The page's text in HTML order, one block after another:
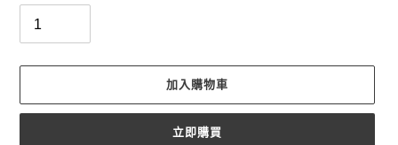
加入購物車
立即購買